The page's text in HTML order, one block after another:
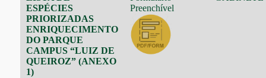
ESPÉCIES
PRIORIZADAS
ENRIQUECIMENTO
DO PARQUE
CAMPUS “LUIZ DE
QUEIROZ” (ANEXO
1)
Preenchível